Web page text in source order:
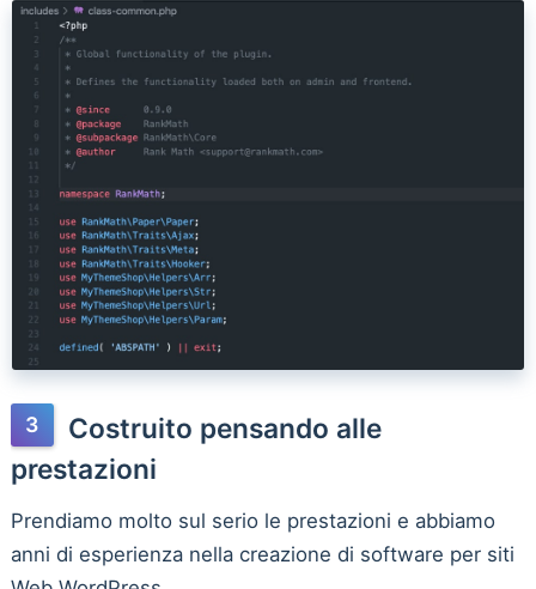
Costruito pensando alle
prestazioni
Prendiamo molto sul serio le prestazioni e abbiamo
anni di esperienza nella creazione di software per siti